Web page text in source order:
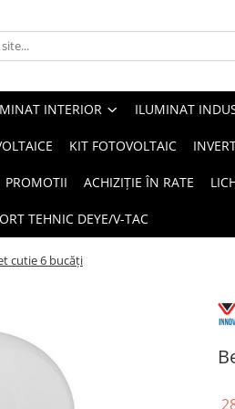
INTERIOR ILUMINAT
KIT FOTOVOLTAIC
PROMOTII ACHIZIȚIE ÎN RATE
TEHNIC DEYE/V-TAC
cutie 6 bucăți